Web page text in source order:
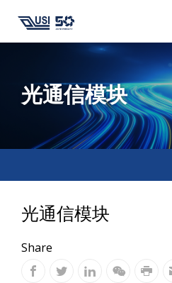
光通信模块
光通信模块
Share